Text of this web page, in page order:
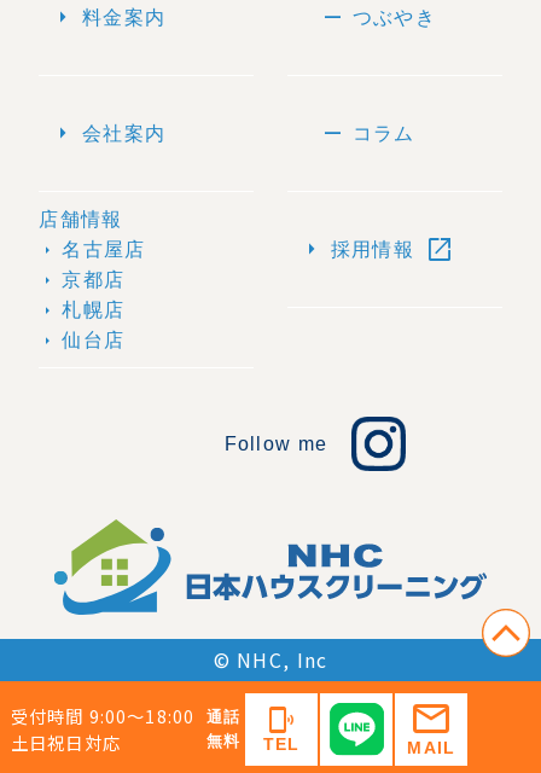
受付時間 9:00〜18:00
土日祝日対応
通話
無料
phonelink_ring
TEL
mail
MAIL
arrow_right 料金案内
arrow_right 会社案内
店舗情報
arrow_right 名古屋店
arrow_right 京都店
arrow_right 札幌店
arrow_right 仙台店
remove つぶやき
remove コラム
arrow_right 採用情報 open_in_new
Follow me
© NHC, Inc